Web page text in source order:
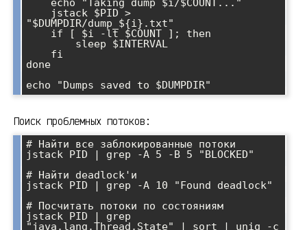
"$DUMPDIR/dump_${i}.txt"
done
Поиск проблемных потоков:
# Найти все заблокированные потоки
jstack PID | grep -A 5 -B 5 "BLOCKED"
# Найти deadlock'и
jstack PID | grep -A 10 "Found deadlock"
# Посчитать потоки по состояниям
jstack PID | grep